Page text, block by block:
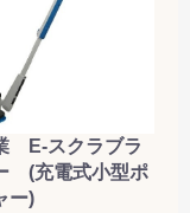
E-スクラブラ
(充電式小型ポ
ー)